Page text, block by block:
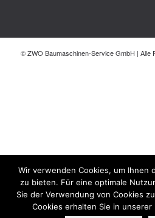
© ZWO Baumaschinen-Service GmbH | Alle
Wir verwenden Cookies, um Ihnen
zu bieten. Für eine optimale
Sie der Verwendung von Cookies
Cookies erhalten Sie in